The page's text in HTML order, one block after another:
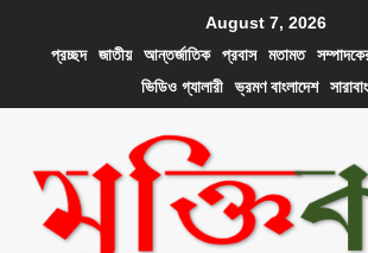
August 7, 2026
প্রচ্ছদ
জাতীয় আন্তর্জাতিক প্রবাস মতামত
ভিডিও গ্যালারী
ভ্রমণ বাংলাদেশ